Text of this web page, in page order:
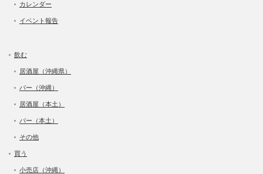
カレンダー
イベント報告
飲む
居酒屋（沖縄県）
バー（沖縄）
居酒屋（本土）
バー（本土）
その他
買う
小売店（沖縄）